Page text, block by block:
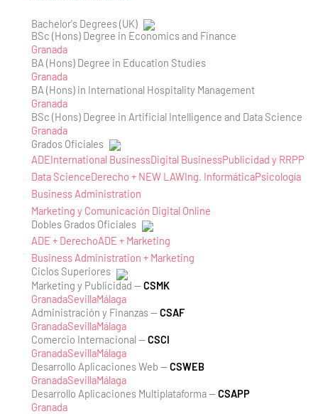
Bachelor's Degrees (UK)
BSc (Hons) Degree in Economics and Finance
Granada
BA (Hons) Degree in Education Studies
Granada
BA (Hons) in International Hospitality Management
Granada
BSc (Hons) Degree in Artificial Intelligence and Data Science
Granada
Grados Oficiales
ADEInternational BusinessDigital BusinessPublicidad y RRPP
Data ScienceDerecho + NEW LAWIng. InformáticaPsicología
Business Administration
Marketing y Comunicación Digital Online
Dobles Grados Oficiales
ADE + DerechoADE + Marketing
Business Administration + Marketing
Ciclos Superiores
Marketing y Publicidad —CSMK
GranadaSevillaMálaga
Administración y Finanzas —CSAF
GranadaSevillaMálaga
Comercio Internacional —CSCI
GranadaSevillaMálaga
Desarrollo Aplicaciones Web —CSWEB
GranadaSevillaMálaga
Desarrollo Aplicaciones Multiplataforma —CSAPP
Granada